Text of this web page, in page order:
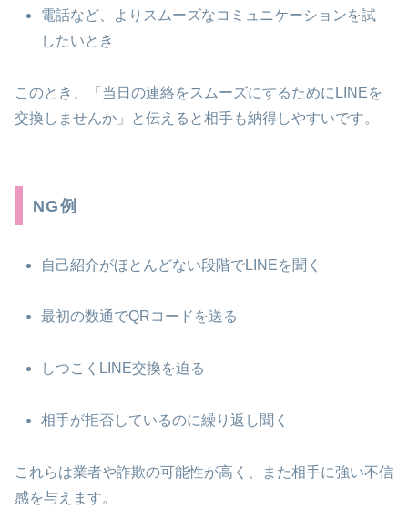
電話など、よりスムーズなコミュニケーションを試
したいとき
このとき、「当日の連絡をスムーズにするためにLINEを
交換しませんか」と伝えると相手も納得しやすいです。
NG例
自己紹介がほとんどない段階でLINEを聞く
最初の数通でQRコードを送る
しつこくLINE交換を迫る
相手が拒否しているのに繰り返し聞く
これらは業者や詐欺の可能性が高く、また相手に強い不信
感を与えます。